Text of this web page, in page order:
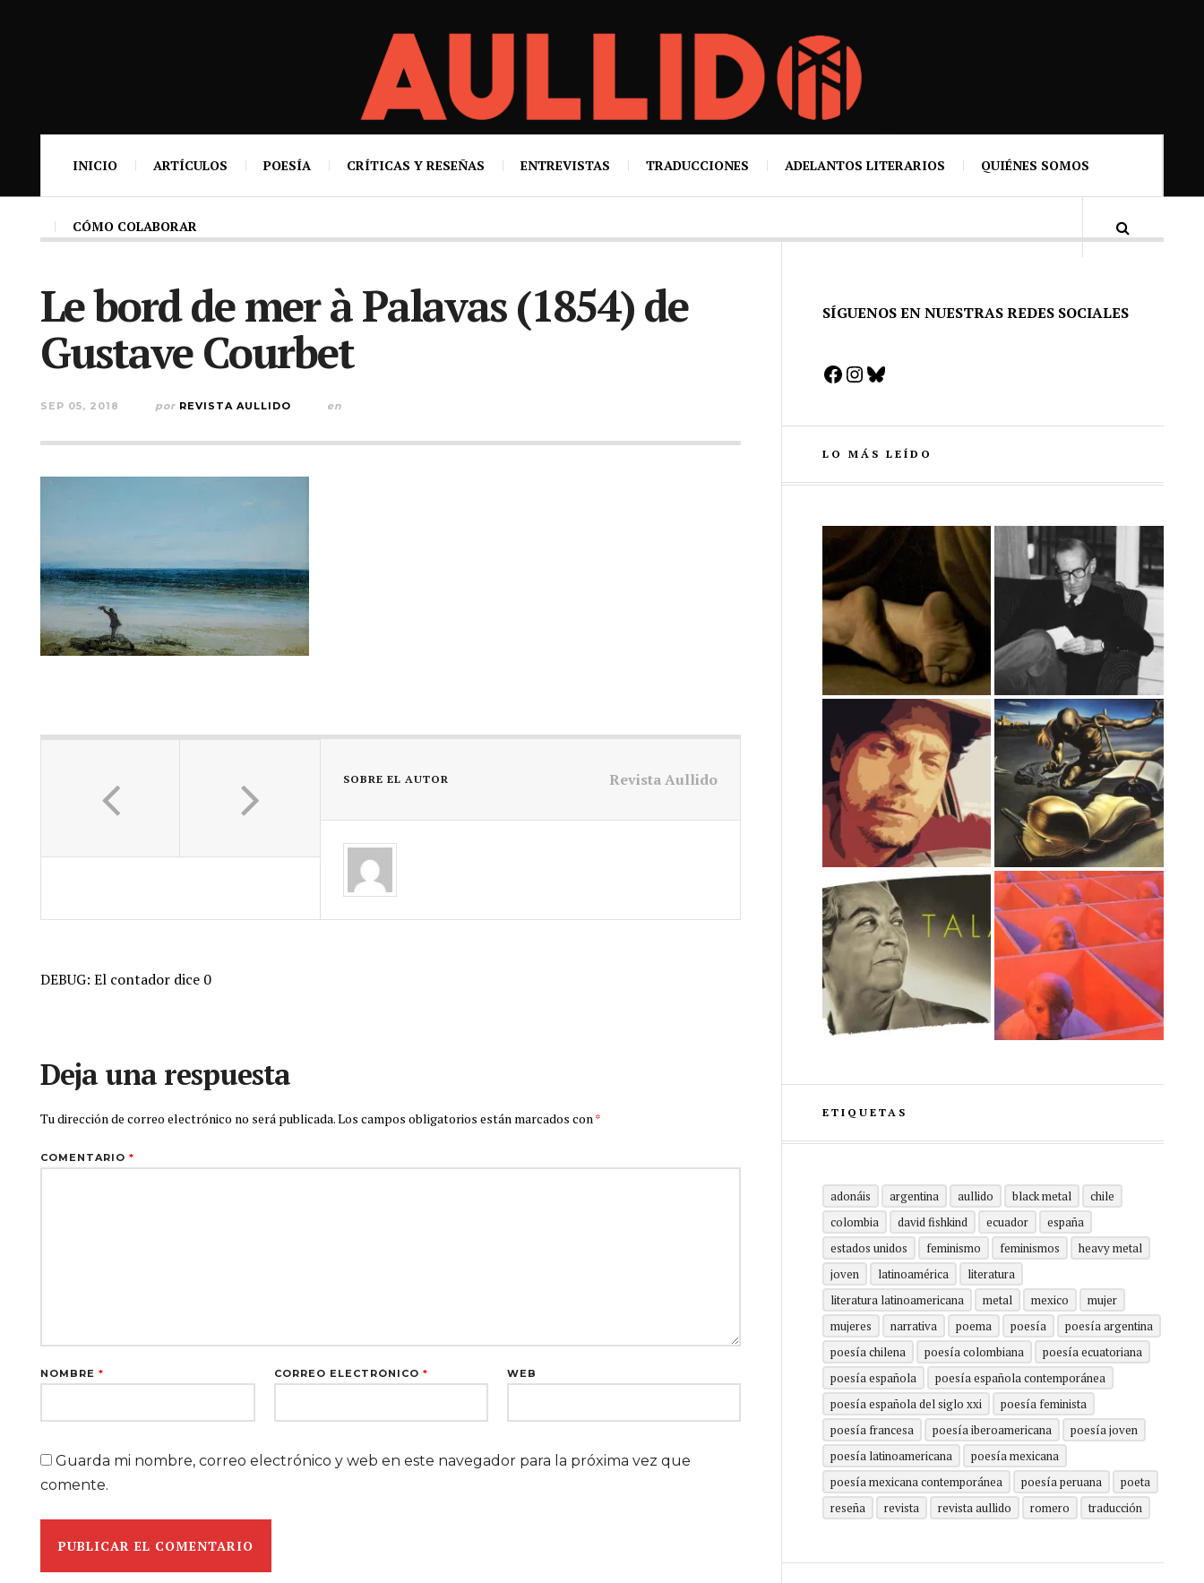
INICIO ARTÍCULOS POESÍA CRÍTICAS Y RESEÑAS ENTREVISTAS TRADUCCIONES ADELANTOS LITERARIOS QUIÉNES SOMOS
CÓMO COLABORAR
Le bord de mer à Palavas (1854) de
Gustave Courbet
SEP 05, 2018 por REVISTA AULLIDO en
SOBRE EL AUTOR Revista Aullido
DEBUG: El contador dice 0
Deja una respuesta
Tu dirección de correo electrónico no será publicada.Los campos obligatorios están marcados con*
COMENTARIO *
NOMBRE * CORREO ELECTRÓNICO * WEB
Guarda mi nombre, correo electrónico y web en este navegador para la próxima vez que
comente.
SÍGUENOS EN NUESTRAS REDES SOCIALES
Facebook
Instagram
Bluesky
LO MÁS LEÍDO
ETIQUETAS
adonáis argentina aullido black metal
chile
colombia
david fishkind ecuador
españa
estados unidos
feminismo feminismos
heavy metal
joven
latinoamérica
literatura
literatura latinoamericana
metal mexico
mujer
mujeres
narrativa poema poesía
poesía argentina
poesía chilena
poesía colombiana
poesía ecuatoriana
poesía española
poesía española contemporánea
poesía española del siglo xxi
poesía feminista
poesía francesa
poesía iberoamericana
poesía joven
poesía latinoamericana
poesía mexicana
poesía mexicana contemporánea
poesía peruana
poeta
reseña
revista revista aullido romero traducción